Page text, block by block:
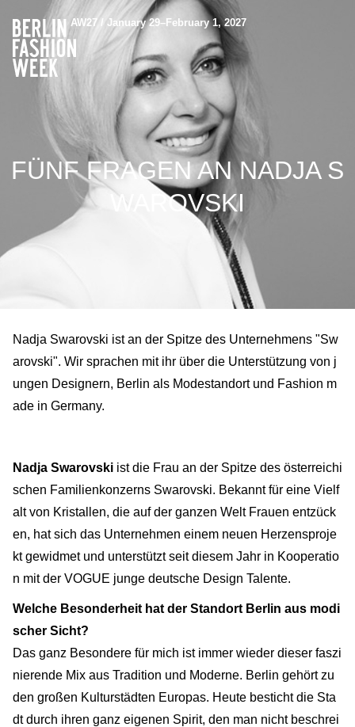
AW27 / January 29–February 1, 2027
FÜNF FRAGEN AN NADJA S
WAROVSKI
Nadja Swarovski ist an der Spitze des Unternehmens "Sw
arovski". Wir sprachen mit ihr über die Unterstützung von j
ungen Designern, Berlin als Modestandort und Fashion m
ade in Germany.
Nadja Swarovski ist die Frau an der Spitze des österreichi
schen Familienkonzerns Swarovski. Bekannt für eine Vielf
alt von Kristallen, die auf der ganzen Welt Frauen entzück
en, hat sich das Unternehmen einem neuen Herzensproje
kt gewidmet und unterstützt seit diesem Jahr in Kooperatio
n mit der VOGUE junge deutsche Design Talente.
Welche Besonderheit hat der Standort Berlin aus modi
scher Sicht?
Das ganz Besondere für mich ist immer wieder dieser faszi
nierende Mix aus Tradition und Moderne. Berlin gehört zu
den großen Kulturstädten Europas. Heute besticht die Sta
dt durch ihren ganz eigenen Spirit, den man nicht beschrei